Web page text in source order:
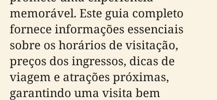
memorável. Este guia completo
fornece informações essenciais
sobre os horários de visitação,
preços dos ingressos, dicas de
viagem e atrações próximas,
garantindo uma visita bem